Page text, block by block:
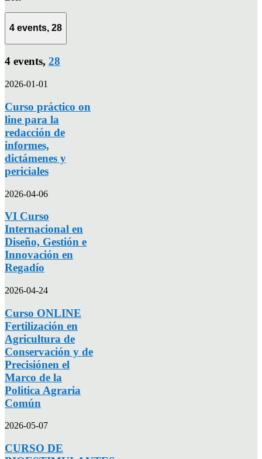
4 events, 28
4 events, 28
2026-01-01
Curso práctico on
line para la
redacción de
informes,
dictámenes y
periciales
2026-04-06
VI Curso
Internacional en
Diseño, Gestión e
Innovación en
Regadío
2026-04-24
Curso ONLINE
Fertilización en
Agricultura de
Conservación y de
Precisiónen el
Marco de la
Politica Agraria
Común
2026-05-07
CURSO DE